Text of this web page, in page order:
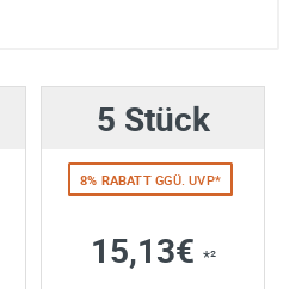
ein Angebot:
gewünschte Menge mit5 Stück
8% RABATTGGÜ. UVP*
15,13€ *²